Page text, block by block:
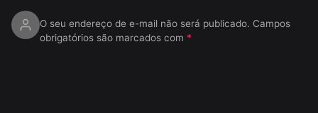
O seu endereço de e-mail não será publicado. Campos
obrigatórios são marcados com *